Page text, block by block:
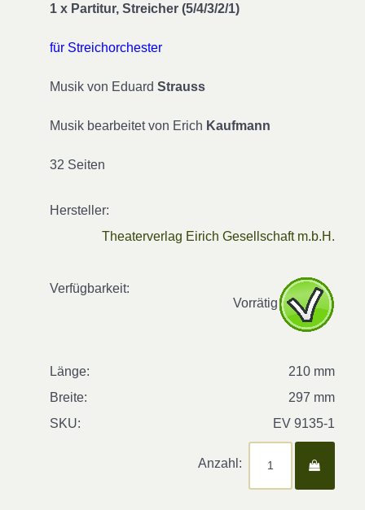
1 x Partitur, Streicher (5/4/3/2/1)
für Streichorchester
Musik von Eduard Strauss
Musik bearbeitet von Erich Kaufmann
32 Seiten
Hersteller:
Theaterverlag Eirich Gesellschaft m.b.H.
Verfügbarkeit:
Vorrätig
Länge:
210 mm
Breite:
297 mm
SKU:
EV 9135-1
Anzahl: